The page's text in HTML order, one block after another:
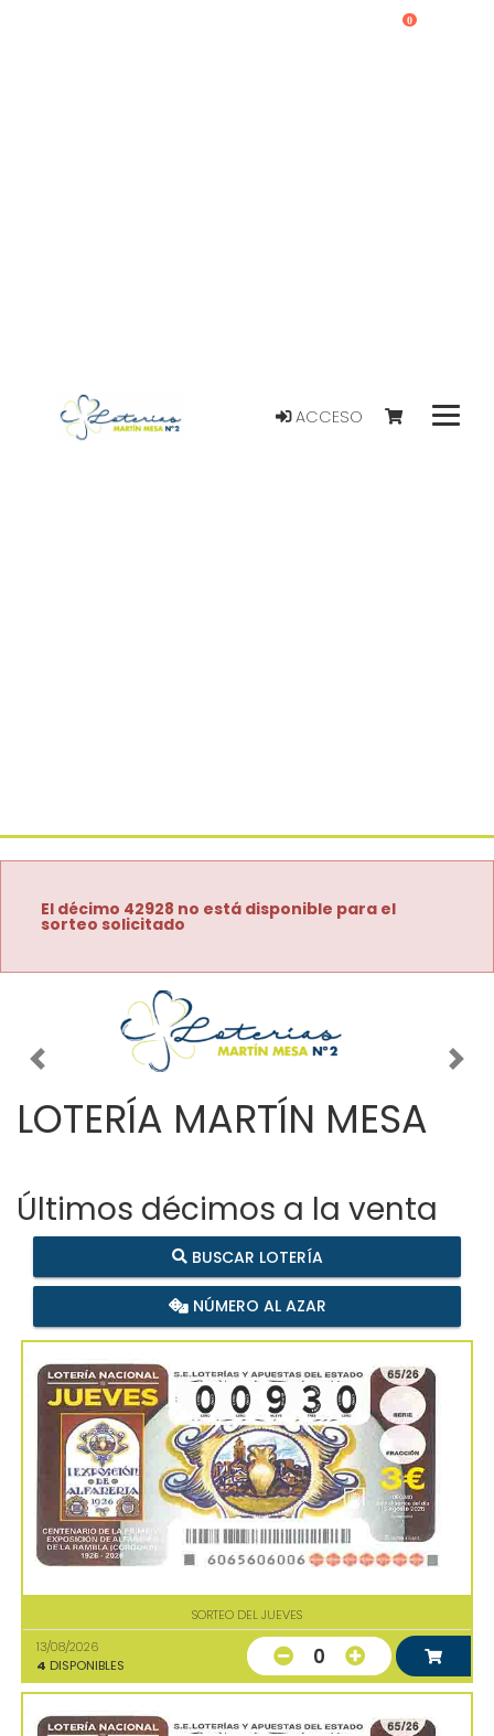
ACCESO
0
El décimo 42928 no está disponible para el
sorteo solicitado
Imagen anterior
LOTERÍA MARTÍN MESA
Últimos décimos a la venta
BUSCAR LOTERÍA
NÚMERO AL AZAR
SORTEO DEL JUEVES
13/08/2026
4 DISPONIBLES 0